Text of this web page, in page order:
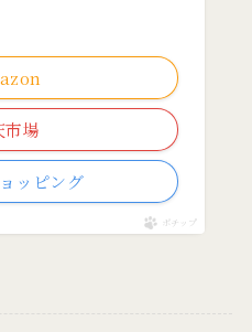
市場
ッピング
ポチップ